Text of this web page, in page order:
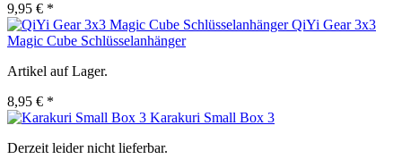
9,95 € *
QiYi Gear 3x3
Magic Cube Schlüsselanhänger
Artikel auf Lager.
8,95 € *
Karakuri Small Box 3
Derzeit leider nicht lieferbar.